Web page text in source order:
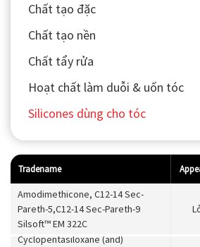
Chất tạo đặc
Chất tạo nền
Chất tẩy rửa
Hoạt chất làm duỗi & uốn tóc
Silicones dùng cho tóc
Tradename
Amodimethicone, C12-14 Sec-
Pareth-5,C12-14 Sec-Pareth-9
Silsoft™ EM 322C
Cyclopentasiloxane (and)